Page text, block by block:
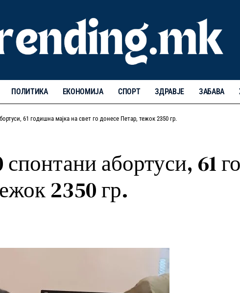
ПОЛИТИКА ЕКОНОМИЈА СПОРТ ЗДРАВЈЕ ЗАБАВА
61 годишна мајка на свет го донесе Петар, тежок 2350 гр.
абортуси, 61
2350 гр.